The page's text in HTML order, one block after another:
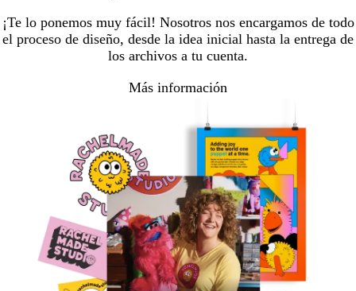
¡Te lo ponemos muy fácil! Nosotros nos encargamos de todo
el proceso de diseño, desde la idea inicial hasta la entrega de
los archivos a tu cuenta.
Más información